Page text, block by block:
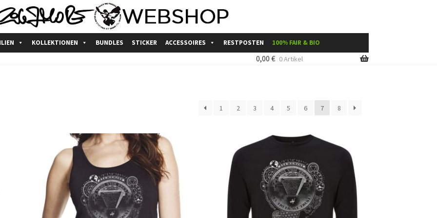
KOLLEKTIONEN BUNDLES STICKER ACCESSOIRES RESTPOSTEN 100% FAIR & BIO
Shop-Übersicht
0,00 € 0 Artikel
1 2 3 4 5 6 7 8